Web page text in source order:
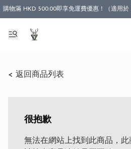
購物滿 HKD 500.00即享免運費優惠！（適用
< 返回商品列表
很抱歉
無法在網站上找到此商品，此